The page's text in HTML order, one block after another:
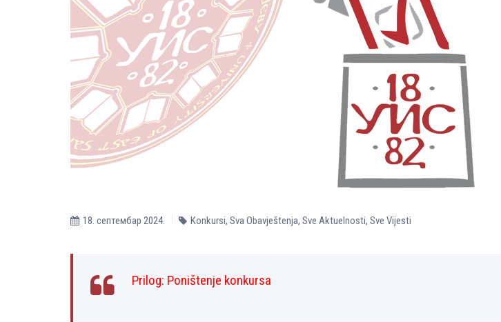
18. септембар 2024. Konkursi, Sva Obavještenja, Sve Aktuelnosti, Sve Vijesti
Prilog: Poništenje konkursa